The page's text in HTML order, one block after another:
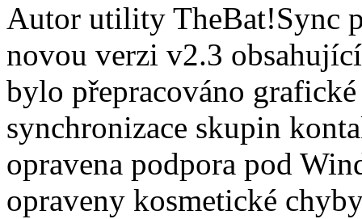
Autor utility TheBat!Sync
novou verzi v2.3
bylo přepracováno
synchronizace skupin
opravena podpora pod
opraveny kosmetické